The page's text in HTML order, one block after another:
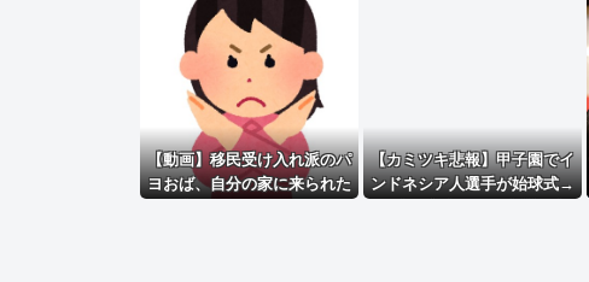
Powered by livedoor 相互RSS
【動画】移民受け入れ派のパ
ヨおば、自分の家に来られた
【カミツキ悲報】甲子園でイ
ンドネシア人選手が始球式→